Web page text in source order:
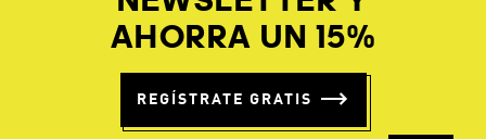
AHORRA UN 15%
REGÍSTRATE GRATIS